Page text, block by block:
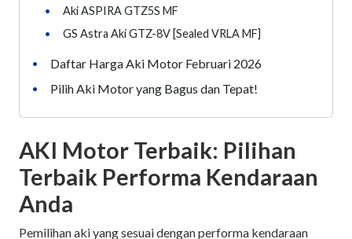
•
Aki ASPIRA GTZ5S MF
•
GS Astra Aki GTZ-8V [Sealed VRLA MF]
• Daftar Harga Aki Motor Februari 2026
• Pilih Aki Motor yang Bagus dan Tepat!
AKI Motor Terbaik: Pilihan
Terbaik Performa Kendaraan
Anda
Pemilihan aki yang sesuai dengan performa kendaraan